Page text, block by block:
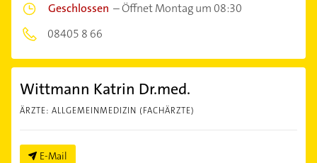
Geschlossen –Öffnet Montag um 08:30
08405 8 66
Wittmann Katrin Dr.med.
ÄRZTE: ALLGEMEINMEDIZIN (FACHÄRZTE)
E-Mail